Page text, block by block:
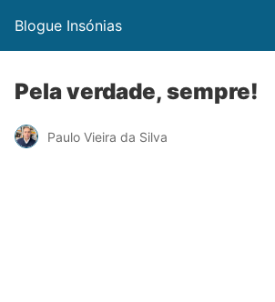
Blogue Insónias
Pela verdade, sempre!
Paulo Vieira da Silva